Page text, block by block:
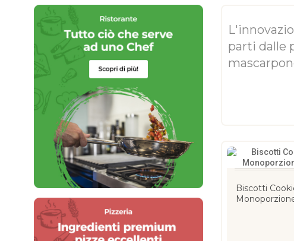
parti dalle
Biscotti